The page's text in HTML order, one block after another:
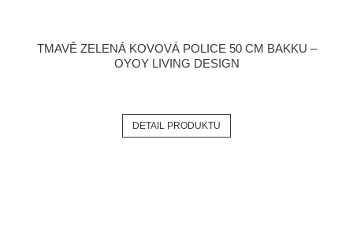
TMAVĚ ZELENÁ KOVOVÁ POLICE 50 CM BAKKU –
OYOY LIVING DESIGN
DETAIL PRODUKTU